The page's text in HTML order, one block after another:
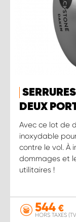
DEUX
Avec ce lot de
inoxydable
contre le vol. À
dommages et
utilitaires !
544 €
HORS TAXES